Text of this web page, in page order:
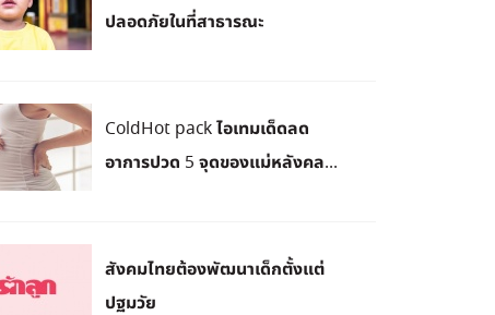
ปลอดภัยในที่สาธารณะ
ColdHot pack ไอเทมเด็ดลด
อาการปวด 5 จุดของแม่หลังคล...
สังคมไทยต้องพัฒนาเด็กตั้งแต่
ปฐมวัย